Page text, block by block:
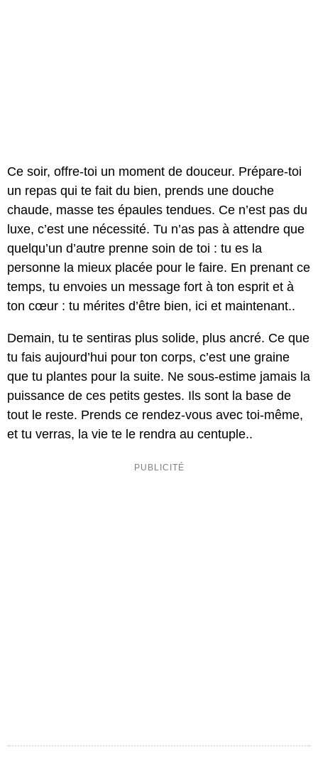
Ce soir, offre-toi un moment de douceur. Prépare-toi
un repas qui te fait du bien, prends une douche
chaude, masse tes épaules tendues. Ce n’est pas du
luxe, c’est une nécessité. Tu n’as pas à attendre que
quelqu’un d’autre prenne soin de toi : tu es la
personne la mieux placée pour le faire. En prenant ce
temps, tu envoies un message fort à ton esprit et à
ton cœur : tu mérites d’être bien, ici et maintenant..
Demain, tu te sentiras plus solide, plus ancré. Ce que
tu fais aujourd’hui pour ton corps, c’est une graine
que tu plantes pour la suite. Ne sous-estime jamais la
puissance de ces petits gestes. Ils sont la base de
tout le reste. Prends ce rendez-vous avec toi-même,
et tu verras, la vie te le rendra au centuple..